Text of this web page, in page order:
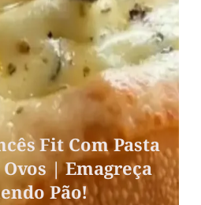
Fit Com Pasta
| Emagreça
Pão!